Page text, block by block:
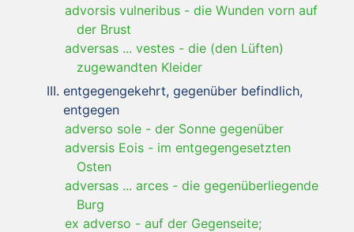
advorsis vulneribus - die Wunden vorn auf
der Brust
adversas ... vestes - die (den Lüften)
zugewandten Kleider
entgegengekehrt, gegenüber befindlich,
entgegen
adverso sole - der Sonne gegenüber
adversis Eois - im entgegengesetzten
Osten
adversas ... arces - die gegenüberliegende
Burg
ex adverso - auf der Gegenseite;